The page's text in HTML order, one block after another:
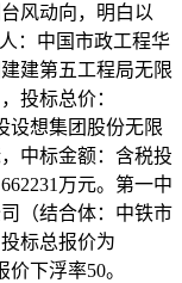
风动向，明白以
：中国市政工程华
建第五工程局无限
投标总价：
设想集团股份无限
中标金额：含税投
万元。第一中
（结合体：中铁市
标总报价为
下浮率50。